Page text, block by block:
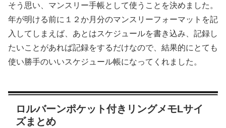
そう思い、マンスリー手帳として使うことを決めました。
年が明ける前に１２か月分のマンスリーフォーマットを記
入してしまえば、あとはスケジュールを書き込み、記録し
たいことがあれば記録をするだけなので、結果的にとても
使い勝手のいいスケジュール帳になってくれました。
ロルバーンポケット付きリングメモLサイ
ズまとめ